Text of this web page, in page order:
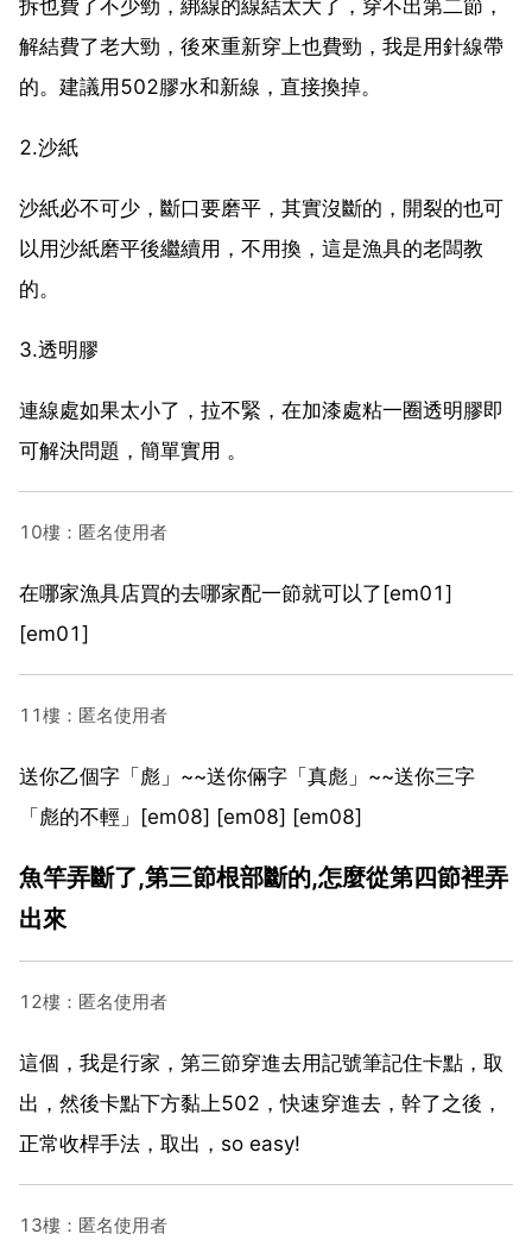
拆也費了不少勁，綁線的線結太大了，穿不出第二節，
解結費了老大勁，後來重新穿上也費勁，我是用針線帶
的。建議用502膠水和新線，直接換掉。
2.沙紙
沙紙必不可少，斷口要磨平，其實沒斷的，開裂的也可
以用沙紙磨平後繼續用，不用換，這是漁具的老闆教
的。
3.透明膠
連線處如果太小了，拉不緊，在加漆處粘一圈透明膠即
可解決問題，簡單實用 。
10樓：匿名使用者
在哪家漁具店買的去哪家配一節就可以了[em01]
[em01]
11樓：匿名使用者
送你乙個字「彪」~~送你倆字「真彪」~~送你三字
「彪的不輕」[em08] [em08] [em08]
魚竿弄斷了,第三節根部斷的,怎麼從第四節裡弄
出來
12樓：匿名使用者
這個，我是行家，第三節穿進去用記號筆記住卡點，取
出，然後卡點下方黏上502，快速穿進去，幹了之後，
正常收桿手法，取出，so easy!
13樓：匿名使用者